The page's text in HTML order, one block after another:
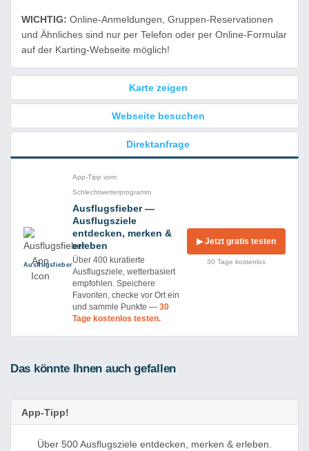
WICHTIG: Online-Anmeldungen, Gruppen-Reservationen
und Ähnliches sind nur per Telefon oder per Online-Formular
auf der Karting-Webseite möglich!
Karte zeigen
Webseite besuchen
Direktanfrage
Ausflug­sfieber
App-Tipp vom
Schlechtwetterprogramm
Ausflugsfieber —
Ausflugsziele
entdecken, merken &
erleben
Über 400 kuratierte
Ausflugsziele, wetterbasiert
empfohlen. Speichere
Favoriten, checke vor Ort ein
und sammle Punkte —30
Tage kostenlos testen.
▶ Jetzt gratis testen
30 Tage kostenlos
Das könnte Ihnen auch gefallen
App-Tipp!
Über 500 Ausflugsziele entdecken, merken & erleben.